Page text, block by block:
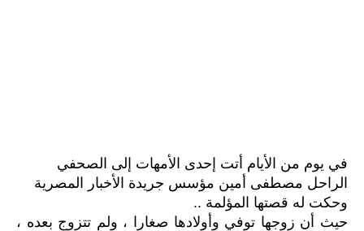
في يوم من الأيام أتت إحدى الأمهات إلى الصحفي
الراحل مصطفى أمين مؤسس جريدة الأخبار المصرية
وحكت له قصتها المؤلمة ..
حيث أن زوجها توفي وأولادها صغارا ، ولم تتزوج بعده ،